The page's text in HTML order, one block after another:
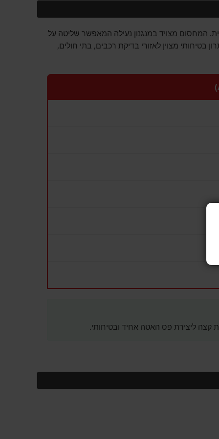
המחסום מצויד במנגנון נעילה המאפשר שליטה על
בטיחותי מצוין לאזורי בדיקת רכבים, בתי חולים,
קצה ליצירת פס האטה אחיד ובטיחותי.